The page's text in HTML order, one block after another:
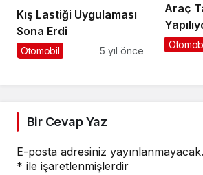
Kış Lastiği Uygulaması
Sona Erdi
Otomobil 5 yıl önce
Araç
Bir Cevap Yaz
E-posta adresiniz yayınlanmayacak.
* ile işaretlenmişlerdir